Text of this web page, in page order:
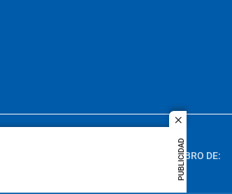
close
PUBLICIDAD
a cualquier idioma
prohibited. All rights
MIEMBRO DE: